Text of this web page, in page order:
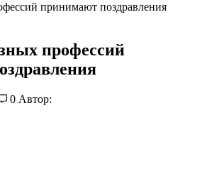
принимают поздравления
профессий
0 Автор: